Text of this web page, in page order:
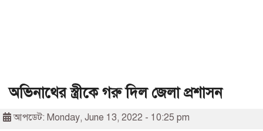
অভিনাথের স্ত্রীকে গরু দিল জেলা প্রশাসন
আপডেট: Monday, June 13, 2022 - 10:25 pm